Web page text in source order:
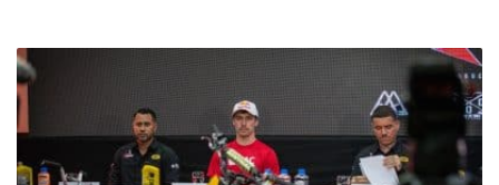
VERANO
XTREMO
visitará
Pérez
Nicoya,